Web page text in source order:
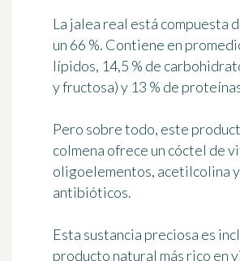
La jalea real está compuesta
un 66 %. Contiene en
lípidos, 14,5 % de
y fructosa) y 13 % de
Pero sobre todo, este
colmena ofrece un cóctel de
oligoelementos, acetilcolina y
antibióticos.
Esta sustancia preciosa es
producto natural más rico en